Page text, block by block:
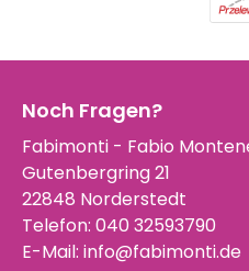
Noch Fragen?
Fabimonti - Fabio
Gutenbergring 21
22848 Norderstedt
Telefon: 040 32593790
E-Mail: info@fabimonti.de